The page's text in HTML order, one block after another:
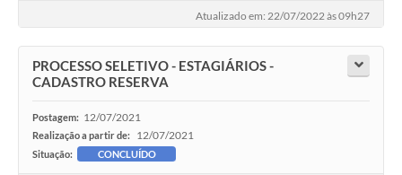
Atualizado em: 22/07/2022 às 09h27
PROCESSO SELETIVO - ESTAGIÁRIOS -
CADASTRO RESERVA
Postagem: 12/07/2021
Realização a partir de: 12/07/2021
Situação: CONCLUÍDO